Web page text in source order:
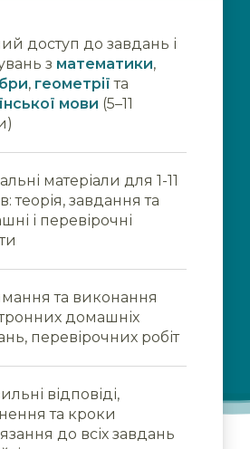
доступ до завдань і
з математики,
, геометрії та
мови (5–11
матеріали для 1-11
теорія, завдання та
і перевірочні
та виконання
домашніх
перевірочних робіт
відповіді,
та кроки
до всіх завдань